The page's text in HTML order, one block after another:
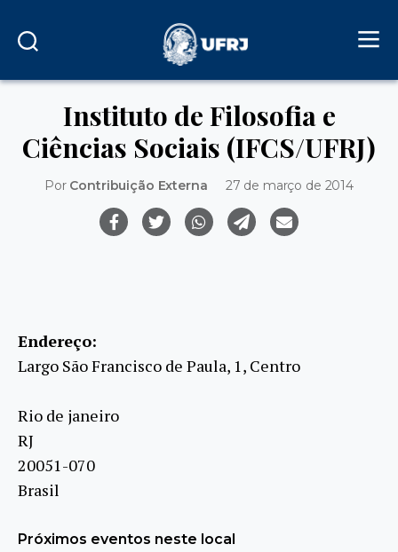
Instituto de Filosofia e
Ciências Sociais (IFCS/UFRJ)
Por Contribuição Externa 27 de março de 2014
Endereço:
Largo São Francisco de Paula, 1, Centro
Rio de janeiro
RJ
20051-070
Brasil
Próximos eventos neste local